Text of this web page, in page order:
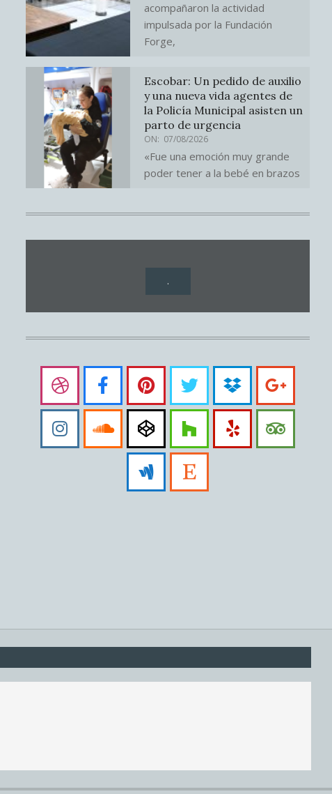
acompañaron la actividad
impulsada por la Fundación
Forge,
Escobar: Un pedido de auxilio
y una nueva vida agentes de
la Policía Municipal asisten un
parto de urgencia
ON: 07/08/2026
«Fue una emoción muy grande
poder tener a la bebé en brazos
.